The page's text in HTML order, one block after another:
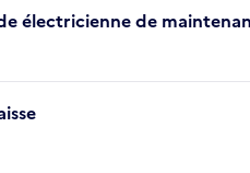
électricienne de